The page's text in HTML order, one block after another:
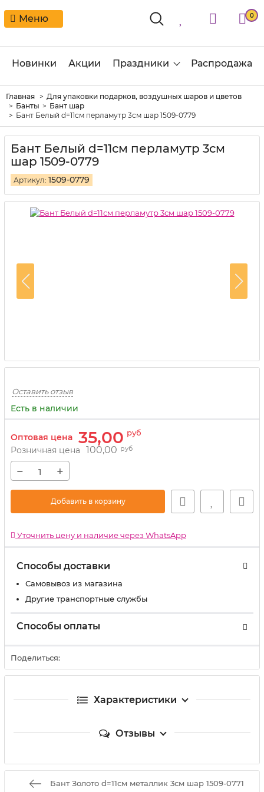
Меню 0
Новинки Акции Праздники Распродажа
Главная
Для упаковки подарков, воздушных шаров и цветов
Банты
Бант шар
Бант Белый d=11см перламутр 3см шар 1509-0779
Бант Белый d=11см перламутр 3см
шар 1509-0779
Артикул: 1509-0779
Оставить отзыв
Есть в наличии
Оптовая цена 35,00 руб
Розничная цена 100,00 руб
− +
Добавить в корзину
Уточнить цену и наличие через WhatsApp
Способы доставки
Самовывоз из магазина
Другие транспортные службы
Способы оплаты
Поделиться:
Характеристики
Отзывы
Бант Золото d=11см металлик 3см шар 1509-0771